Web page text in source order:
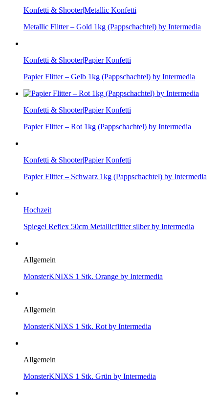
Konfetti & Shooter|Metallic Konfetti
Metallic Flitter – Gold 1kg (Pappschachtel) by Intermedia
Konfetti & Shooter|Papier Konfetti
Papier Flitter – Gelb 1kg (Pappschachtel) by Intermedia
Konfetti & Shooter|Papier Konfetti
Papier Flitter – Rot 1kg (Pappschachtel) by Intermedia
Konfetti & Shooter|Papier Konfetti
Papier Flitter – Schwarz 1kg (Pappschachtel) by Intermedia
Hochzeit
Spiegel Reflex 50cm Metallicflitter silber by Intermedia
Allgemein
MonsterKNIXS 1 Stk. Orange by Intermedia
Allgemein
MonsterKNIXS 1 Stk. Rot by Intermedia
Allgemein
MonsterKNIXS 1 Stk. Grün by Intermedia